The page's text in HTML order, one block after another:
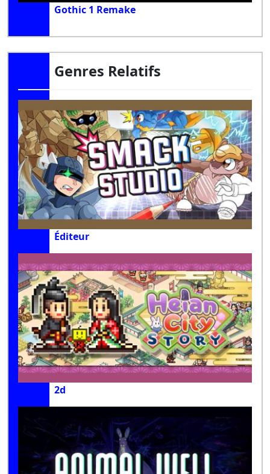
Gothic 1 Remake
Genres Relatifs
Éditeur
2d